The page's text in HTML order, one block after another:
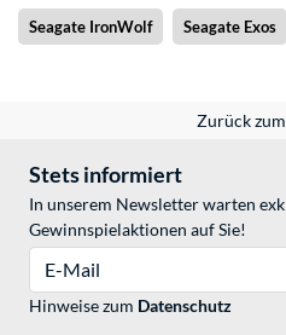
Seagate IronWolf Seagate Exos
Zurück
Stets informiert
In unserem Newsletter warten
Gewinnspielaktionen auf Sie!
Hinweise zum Datenschutz